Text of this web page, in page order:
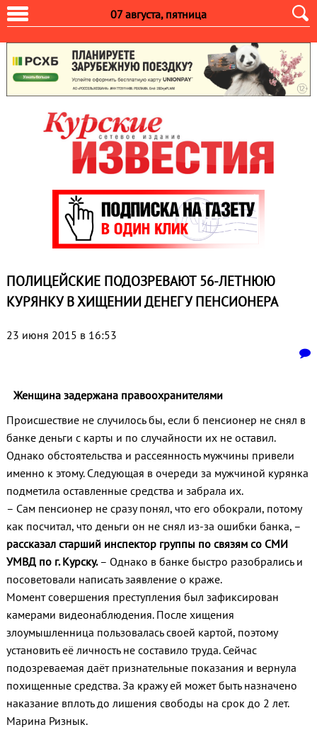
07 августа, пятница
ПОЛИЦЕЙСКИЕ ПОДОЗРЕВАЮТ 56-ЛЕТНЮЮ
КУРЯНКУ В ХИЩЕНИИ ДЕНЕГ У ПЕНСИОНЕРА
23 июня 2015 в 16:53
Женщина задержана правоохранителями
Происшествие не случилось бы, если б пенсионер не снял в
банке деньги с карты и по случайности их не оставил.
Однако обстоятельства и рассеянность мужчины привели
именно к этому. Следующая в очереди за мужчиной курянка
подметила оставленные средства и забрала их.
– Сам пенсионер не сразу понял, что его обокрали, потому
как посчитал, что деньги он не снял из-за ошибки банка, –
рассказал старший инспектор группы по связям со СМИ
УМВД по г. Курску.– Однако в банке быстро разобрались и
посоветовали написать заявление о краже.
Момент совершения преступления был зафиксирован
камерами видеонаблюдения. После хищения
злоумышленница пользовалась своей картой, поэтому
установить её личность не составило труда. Сейчас
подозреваемая даёт признательные показания и вернула
похищенные средства. За кражу ей может быть назначено
наказание вплоть до лишения свободы на срок до 2 лет.
Марина Ризнык.